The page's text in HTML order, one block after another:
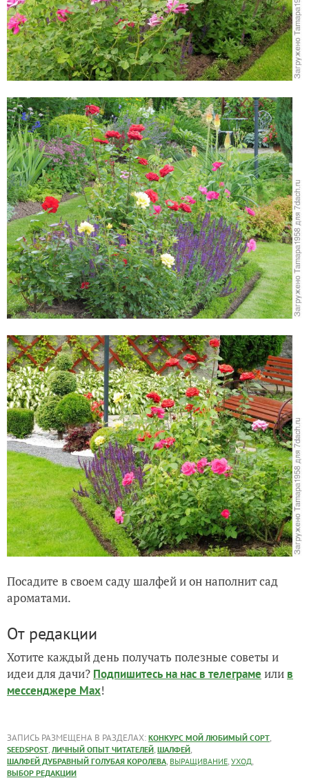
Посадите в своем саду шалфей и он наполнит сад
ароматами.
От редакции
Хотите каждый день получать полезные советы и
идеи для дачи? Подпишитесь на нас в телеграме или в
мессенджере Max!
ЗАПИСЬ РАЗМЕЩЕНА В РАЗДЕЛАХ: КОНКУРС МОЙ ЛЮБИМЫЙ СОРТ,
SEEDSPOST, ЛИЧНЫЙ ОПЫТ ЧИТАТЕЛЕЙ, ШАЛФЕЙ,
ШАЛФЕЙ ДУБРАВНЫЙ ГОЛУБАЯ КОРОЛЕВА, ВЫРАЩИВАНИЕ, УХОД,
ВЫБОР РЕДАКЦИИ